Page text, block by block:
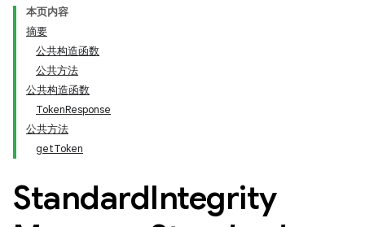
本页内容
摘要
公共构造函数
公共方法
公共构造函数
TokenResponse
公共方法
getToken
StandardIntegrity